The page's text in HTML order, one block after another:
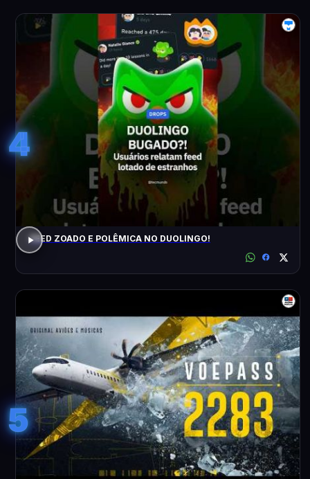
4
FEED ZOADO E POLÊMICA NO DUOLINGO!
5